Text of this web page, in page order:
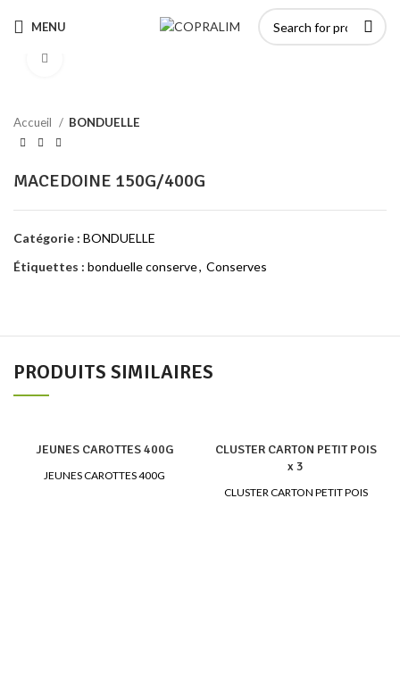
MENU
Accueil BONDUELLE
MACEDOINE 150G/400G
Catégorie : BONDUELLE
Étiquettes : bonduelle conserve, Conserves
PRODUITS SIMILAIRES
JEUNES CAROTTES 400G
JEUNES CAROTTES 400G
CLUSTER CARTON PETIT POIS
x 3
CLUSTER CARTON PETIT POIS